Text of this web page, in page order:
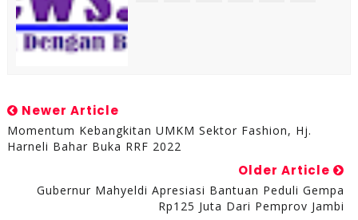
Newer Article
Momentum Kebangkitan UMKM Sektor Fashion, Hj.
Harneli Bahar Buka RRF 2022
Older Article
Gubernur Mahyeldi Apresiasi Bantuan Peduli Gempa
Rp125 Juta Dari Pemprov Jambi